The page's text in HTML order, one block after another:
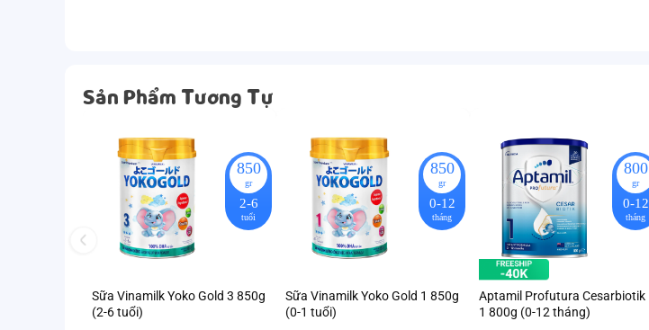
Sản Phẩm Tương Tự
850
gr
2-6
tuổi
Sữa Vinamilk Yoko Gold 3 850g
(2-6 tuổi)
850
gr
0-12
tháng
Sữa Vinamilk Yoko Gold 1 850g
(0-1 tuổi)
800
gr
0-12
tháng
Aptamil Profutura Cesarbiotik
1 800g (0-12 tháng)